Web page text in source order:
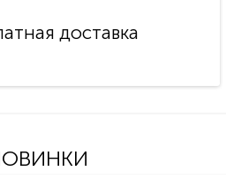
доставка